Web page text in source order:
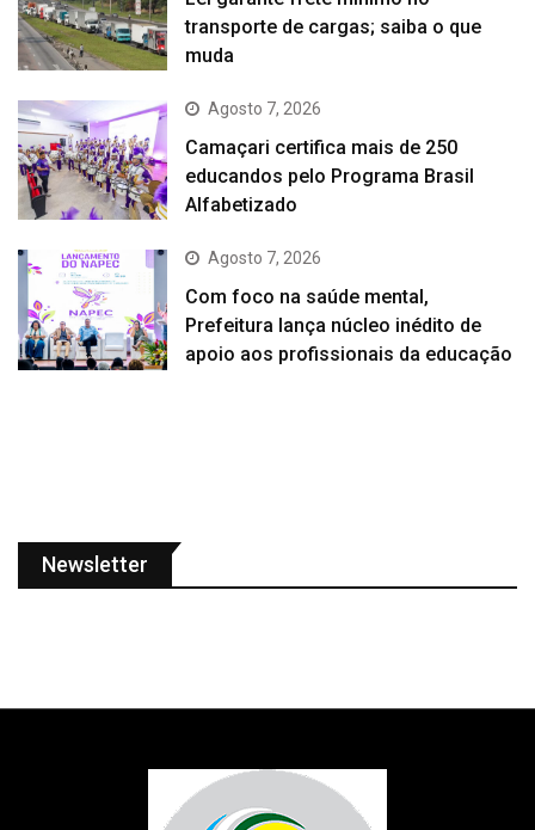
transporte de cargas; saiba o que
muda
Agosto 7, 2026
Camaçari certifica mais de 250
educandos pelo Programa Brasil
Alfabetizado
Agosto 7, 2026
Com foco na saúde mental,
Prefeitura lança núcleo inédito de
apoio aos profissionais da educação
Newsletter